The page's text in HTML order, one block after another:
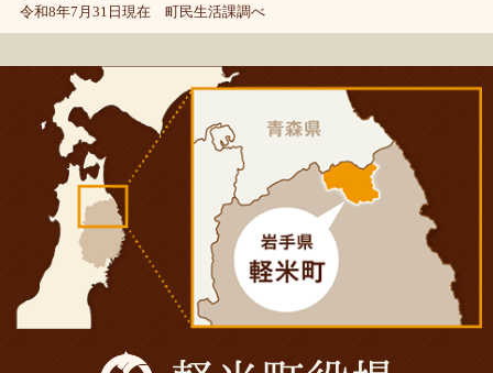
令和8年7月31日現在 町民生活課調べ